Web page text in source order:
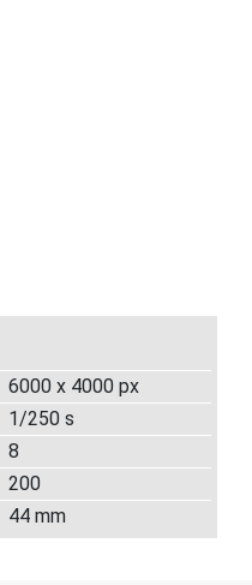
6000 x 4000 px
1/250 s
8
200
44 mm